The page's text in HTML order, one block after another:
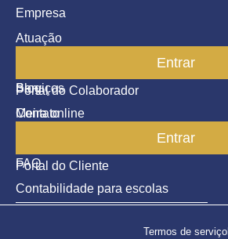
Empresa
Atuação
Blog
Contato
Portal do Colaborador
Entrar
Serviços
Meira online
FAQ
Contabilidade para escolas
Portal do Cliente
Entrar
Termos de serviço